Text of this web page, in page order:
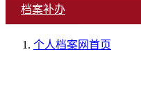
档案补办
个人档案网首页